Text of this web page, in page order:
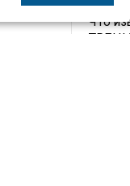
07/08
Что